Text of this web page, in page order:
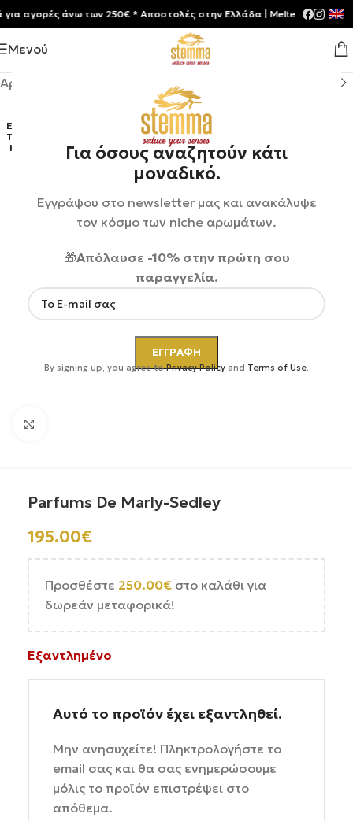
Για όσους αναζητούν κάτι
μοναδικό.
Εγγράψου στο newsletter μας και ανακάλυψε
τον κόσμο των niche αρωμάτων.
🎁Απόλαυσε -10% στην πρώτη σου
παραγγελία.
By signing up, you agree toPrivacy Policy and Terms of Use.
Μενού
Αρχική σελίδα Αρώματα
ΕΞΑΝ
ΤΛΉΘ
ΗΚΕ
Parfums De Marly-Sedley
195.00€
Προσθέστε 250.00€ στο καλάθι για
δωρεάν μεταφορικά!
Εξαντλημένο
Αυτό το προϊόν έχει εξαντληθεί.
Μην ανησυχείτε! Πληκτρολογήστε το
email σας και θα σας ενημερώσουμε
μόλις το προϊόν επιστρέψει στο
απόθεμα.
αγορές άνω των 250€ * Aποστολές στην Ελλάδα | Meltemia Exclusive